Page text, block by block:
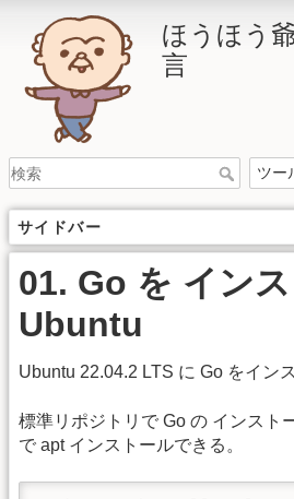
ほうほう
言
サイドバー
01. Go を イン
Ubuntu
Ubuntu 22.04.2 LTS に Go をイン
標準リポジトリで Go の インスト
で apt インストールできる。